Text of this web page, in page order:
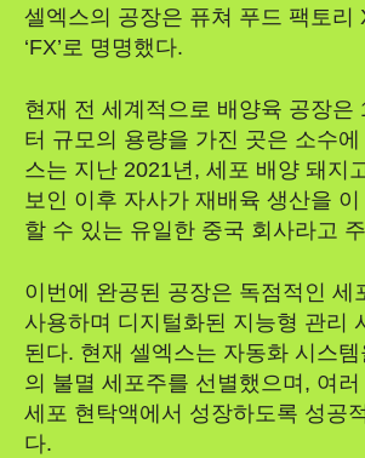
셀엑스의 공장은 퓨쳐 푸드 팩토리
‘FX’로 명명했다.
현재 전 세계적으로 배양육 공장은
터 규모의 용량을 가진 곳은 소수
스는 지난 2021년, 세포 배양 돼지
보인 이후 자사가 재배육 생산을
할 수 있는 유일한 중국 회사라고
이번에 완공된 공장은 독점적인 세
사용하며 디지털화된 지능형 관리
된다. 현재 셀엑스는 자동화 시스템
의 불멸 세포주를 선별했으며, 여
세포 현탁액에서 성장하도록 성공
다.